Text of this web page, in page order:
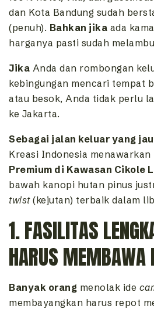
dan Kota Bandung sudah
(penuh). Bahkan jika ada
harganya pasti sudah
Jika Anda dan rombongan
kebingungan mencari tempat
atau besok, Anda tidak perlu
ke Jakarta.
Sebagai jalan keluar yang
Kreasi Indonesia menawarkan
Premium di Kawasan Cikole
bawah kanopi hutan pinus
twist(kejutan) terbaik dalam
1. FASILITAS
HARUS MEMBAWA
Banyak orang menolak ide
membayangkan harus repot